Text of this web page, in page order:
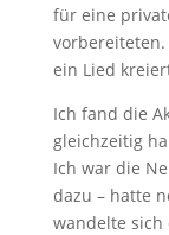
für eine
vorbereiteten.
ein Lied
Ich fand die
gleichzeitig
Ich war die
dazu – hatte
wandelte sich